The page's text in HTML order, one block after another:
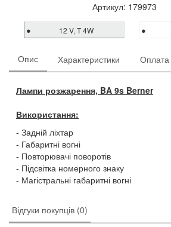
Артикул: 179973
12 V, Т 4W
Опис Характеристики Оплата
Лампи розжарення, BA 9s Berner
Використання:
Задній ліхтар
Габаритні вогні
Повторювачі поворотів
Підсвітка номерного знаку
Магістральні габаритні вогні
Відгуки покупців (0)